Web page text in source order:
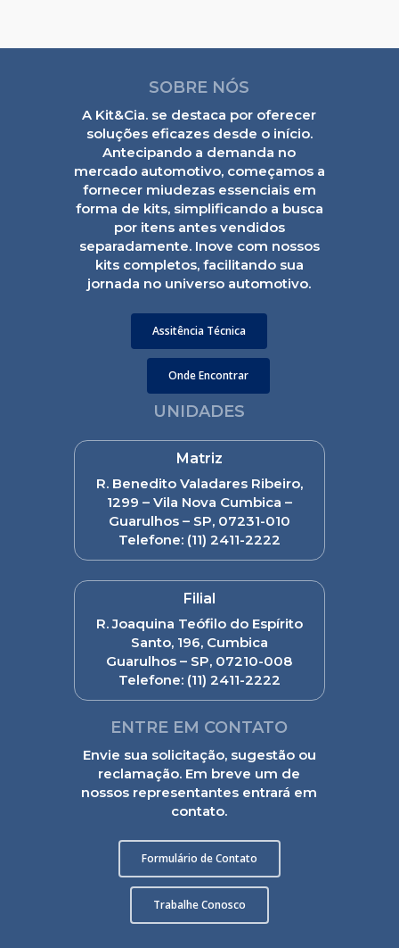
SOBRE NÓS
A Kit&Cia. se destaca por oferecer
soluções eficazes desde o início.
Antecipando a demanda no
mercado automotivo, começamos a
fornecer miudezas essenciais em
forma de kits, simplificando a busca
por itens antes vendidos
separadamente. Inove com nossos
kits completos, facilitando sua
jornada no universo automotivo.
Assitência Técnica
Onde Encontrar
UNIDADES
Matriz
R. Benedito Valadares Ribeiro,
1299 – Vila Nova Cumbica –
Guarulhos – SP, 07231-010
Telefone: (11) 2411-2222
Filial
R. Joaquina Teófilo do Espírito
Santo, 196, Cumbica
Guarulhos – SP, 07210-008
Telefone:(11) 2411-2222
ENTRE EM CONTATO
Envie sua solicitação, sugestão ou
reclamação. Em breve um de
nossos representantes entrará em
contato.
Formulário de Contato
Trabalhe Conosco